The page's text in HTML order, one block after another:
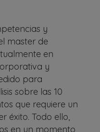
y
master de
en
y
para
sobre las 10
que requiere un
éxito. Todo ello,
en un momento